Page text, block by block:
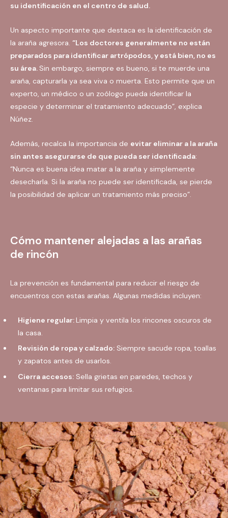
su identificación en el centro de salud.
Un aspecto importante que destaca es la identificación de
la araña agresora. “Los doctores generalmente no están
preparados para identificar artrópodos, y está bien, no es
su área. Sin embargo, siempre es bueno, si te muerde una
araña, capturarla ya sea viva o muerta. Esto permite que un
experto, un médico o un zoólogo pueda identificar la
especie y determinar el tratamiento adecuado”, explica​
Núñez.
Además, recalca la importancia de evitar eliminar a la araña
sin antes asegurarse de que pueda ser identificada:
“Nunca es buena idea matar a la araña y simplemente
desecharla. Si la araña no puede ser identificada, se pierde
la posibilidad de aplicar un tratamiento más preciso”​.
Cómo mantener alejadas a las arañas
de rincón
La prevención es fundamental para reducir el riesgo de
encuentros con estas arañas. Algunas medidas incluyen:
Higiene regular:Limpia y ventila los rincones oscuros de
la casa.
Revisión de ropa y calzado:Siempre sacude ropa, toallas
y zapatos antes de usarlos.
Cierra accesos:Sella grietas en paredes, techos y
ventanas para limitar sus refugios.